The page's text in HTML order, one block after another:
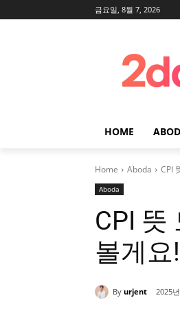
금요일, 8월 7, 2026
HOME
Home Aboda CPI
Aboda
CPI 뜻
볼게요!
By urjent 2025